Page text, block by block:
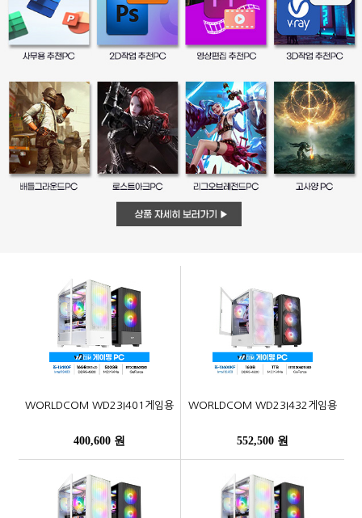
WORLDCOM WD23I401게임용
400,600 원
WORLDCOM WD23I432게임용
552,500 원